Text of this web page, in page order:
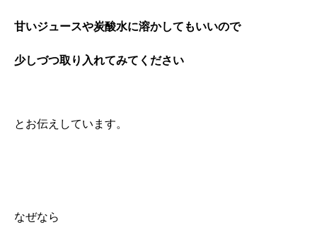
甘いジュースや炭酸水に溶かしてもいいので
少しづつ取り入れてみてください
とお伝えしています。
なぜなら